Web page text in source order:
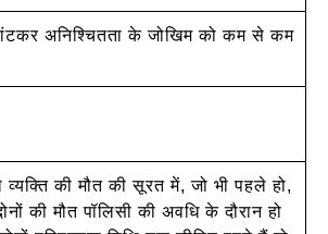
अनिश्चितता के जोखिम को कम से कम
की मौत की सूरत में, जो भी पहले हो,
की मौत पॉलिसी की अवधि के दौरान हो